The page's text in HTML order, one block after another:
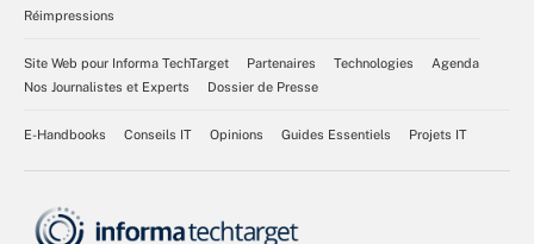
Réimpressions
Site Web pour Informa TechTarget Partenaires Technologies
Agenda
Nos Journalistes et Experts
Dossier de Presse
E-Handbooks Conseils IT Opinions Guides Essentiels Projets IT